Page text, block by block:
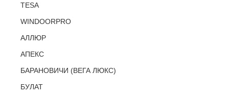
TESA
WINDOORPRO
АЛЛЮР
АПЕКС
БАРАНОВИЧИ (ВЕГА ЛЮКС)
БУЛАТ